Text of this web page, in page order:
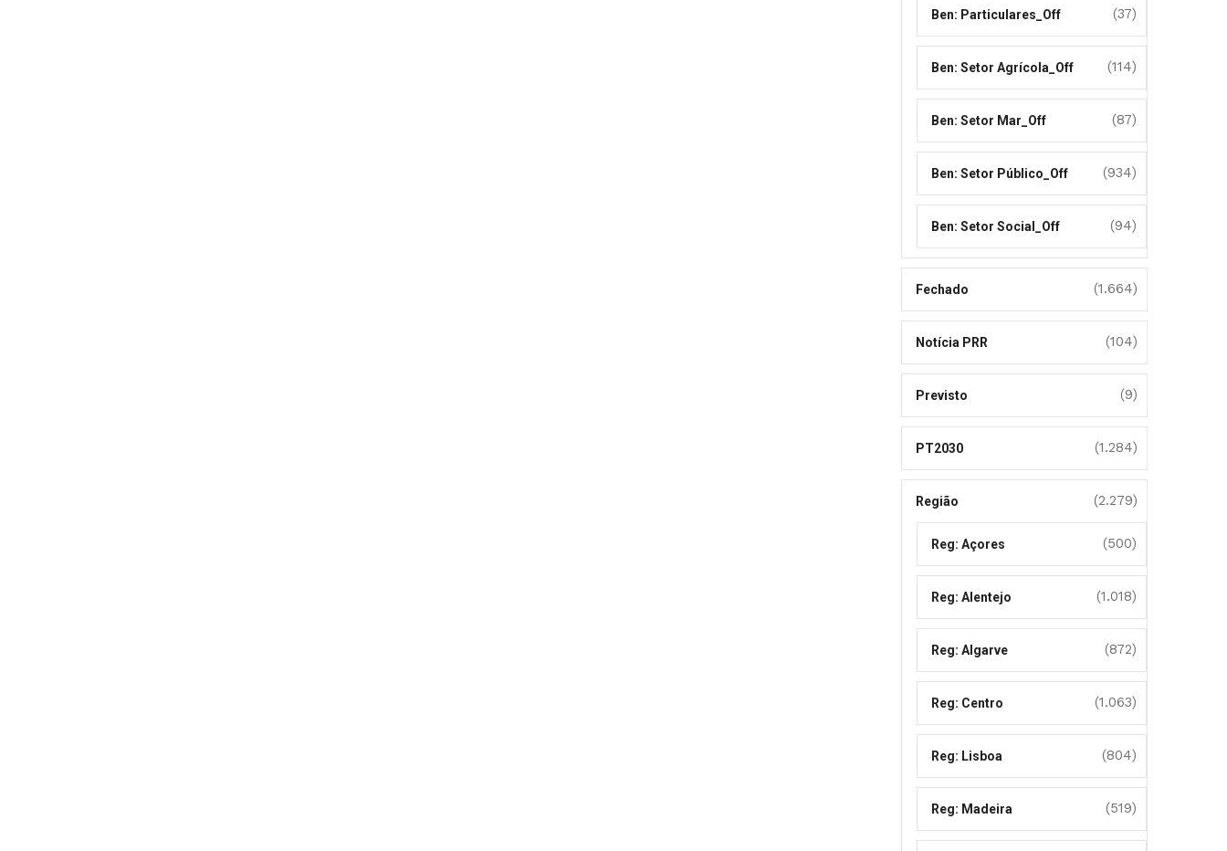
Ben: Particulares_Off (37)
Ben: Setor Agrícola_Off (114)
Ben: Setor Mar_Off (87)
Ben: Setor Público_Off (934)
Ben: Setor Social_Off (94)
Fechado (1.664)
Notícia PRR (104)
Previsto (9)
PT2030 (1.284)
Região (2.279)
Reg: Açores (500)
Reg: Alentejo (1.018)
Reg: Algarve (872)
Reg: Centro (1.063)
Reg: Lisboa (804)
Reg: Madeira (519)